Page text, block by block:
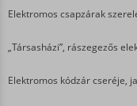
Elektromos csapzárak
„Társasházi”, rászegezős
Elektromos kódzár cseréje,